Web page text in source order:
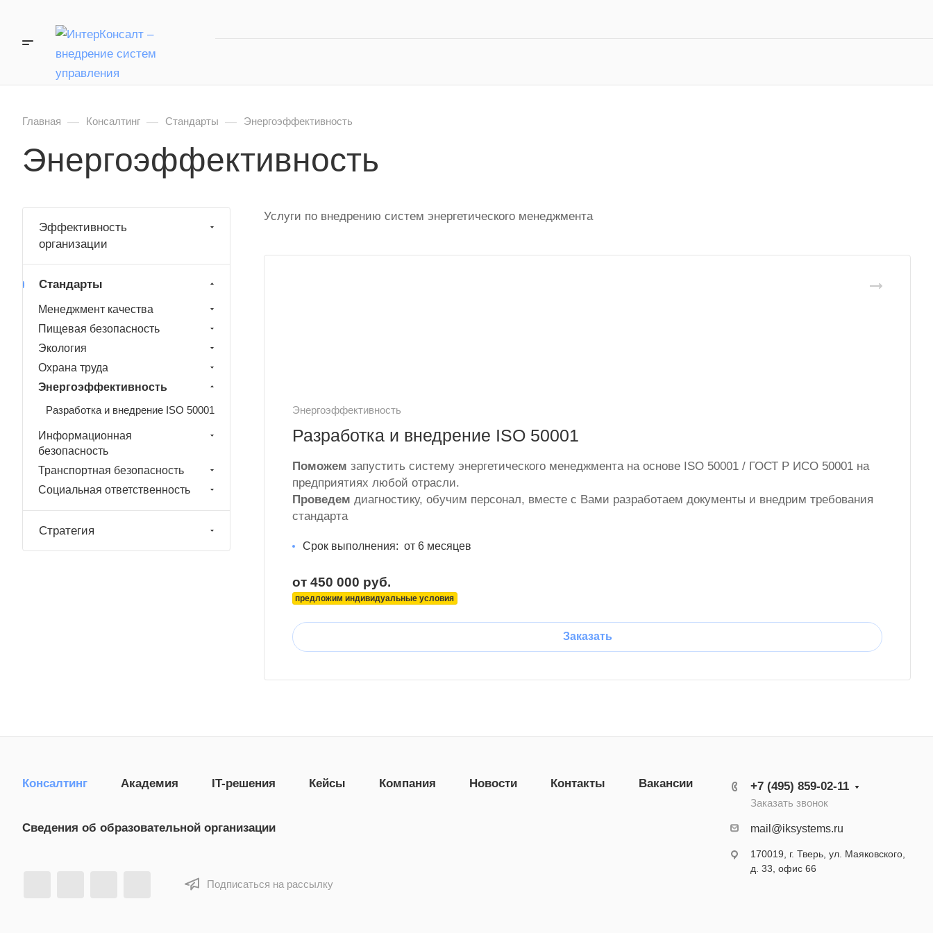
Главная — Консалтинг — Стандарты — Энергоэффективность
Энергоэффективность
Услуги по внедрению систем энергетического менеджмента
Энергоэффективность
Разработка и внедрение ISO 50001
Поможем запустить систему энергетического менеджмента на основе ISO 50001 / ГОСТ Р ИСО 50001 на
предприятиях любой отрасли.
Проведем диагностику, обучим персонал, вместе с Вами разработаем документы и внедрим требования
стандарта
Срок выполнения: от 6 месяцев
от 450 000 руб.
предложим индивидуальные условия
Заказать
Эффективность
организации
Стандарты
Менеджмент качества
Пищевая безопасность
Экология
Охрана труда
Энергоэффективность
Разработка и внедрение ISO 50001
Информационная
безопасность
Транспортная безопасность
Социальная ответственность
Стратегия
Консалтинг Академия IT-решения Кейсы Компания Новости Контакты Вакансии
Сведения об образовательной организации
Подписаться на рассылку
+7 (495) 859-02-11
Заказать звонок
mail@iksystems.ru
170019, г. Тверь, ул. Маяковского,
д. 33, офис 66